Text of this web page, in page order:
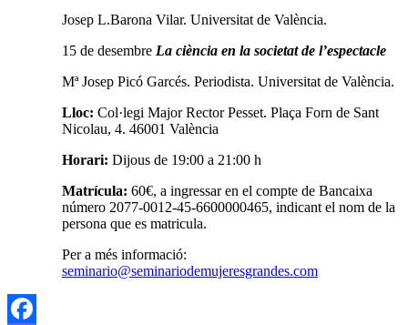
Josep L.Barona Vilar. Universitat de València.
15 de desembre La ciència en la societat de l’espectacle
Mª Josep Picó Garcés. Periodista. Universitat de València.
Lloc: Col·legi Major Rector Pesset. Plaça Forn de Sant
Nicolau, 4. 46001 València
Horari: Dijous de 19:00 a 21:00 h
Matrícula: 60€, a ingressar en el compte de Bancaixa
número 2077-0012-45-6600000465, indicant el nom de la
persona que es matricula.
Per a més informació:
seminario@seminariodemujeresgrandes.com